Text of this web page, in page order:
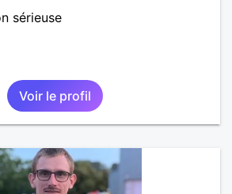
sérieuse
Voir le profil